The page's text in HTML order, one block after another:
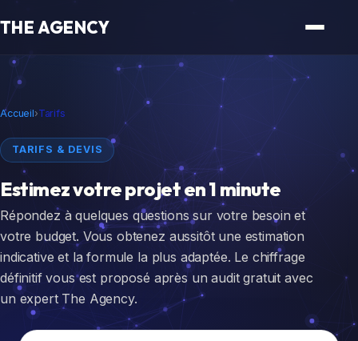
THE AGENCY
Accueil›Tarifs
TARIFS & DEVIS
Estimez votre projet en1 minute
Répondez à quelques questions sur votre besoin et
votre budget. Vous obtenez aussitôt une estimation
indicative et la formule la plus adaptée. Le chiffrage
définitif vous est proposé après un audit gratuit avec
un expert The Agency.